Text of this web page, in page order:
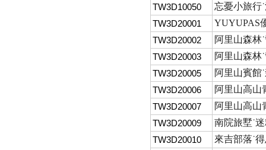
TW3D10050
忘憂小旅行
TW3D20001
YUYUPAS
TW3D20002
阿里山森林
TW3D20003
阿里山森林
TW3D20005
阿里山賓館
TW3D20006
阿里山高山
TW3D20007
阿里山高山
TW3D20009
南院旅墅˙
TW3D20010
來吉部落˙